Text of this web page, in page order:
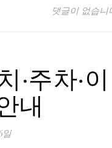
댓글이 없습니
·주차·이
내
일